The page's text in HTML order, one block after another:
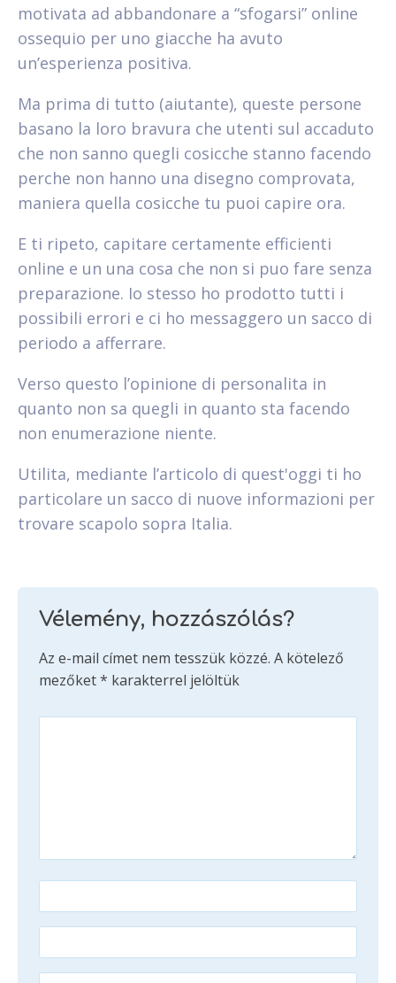
motivata ad abbandonare a “sfogarsi” online
ossequio per uno giacche ha avuto
un’esperienza positiva.
Ma prima di tutto (aiutante), queste persone
basano la loro bravura che utenti sul accaduto
che non sanno quegli cosicche stanno facendo
perche non hanno una disegno comprovata,
maniera quella cosicche tu puoi capire ora.
E ti ripeto, capitare certamente efficienti
online e un una cosa che non si puo fare senza
preparazione. Io stesso ho prodotto tutti i
possibili errori e ci ho messaggero un sacco di
periodo a afferrare.
Verso questo l’opinione di personalita in
quanto non sa quegli in quanto sta facendo
non enumerazione niente.
Utilita, mediante l’articolo di quest'oggi ti ho
particolare un sacco di nuove informazioni per
trovare scapolo sopra Italia.
Vélemény, hozzászólás?
Az e-mail címet nem tesszük közzé. A kötelező
mezőket* karakterrel jelöltük